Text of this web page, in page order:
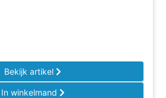
Bekijk artikel
In winkelmand